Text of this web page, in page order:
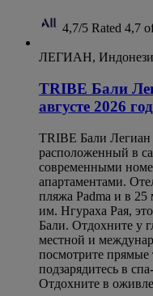
4,7/5 Rated 4,7
ЛЕГИАН,
TRIBE Бали
августе 2026
TRIBE Бали Легиан
расположенный в
современными
апартаментами.
пляжа Padma и в 25
им. Нгураха Рая,
Бали. Отдохните у
местной и
посмотрите прямые
подзарядитесь в
Отдохните в